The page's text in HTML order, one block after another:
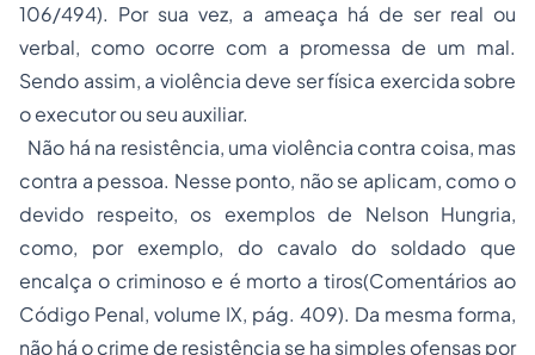
106/494). Por sua vez, a ameaça há de ser real ou
verbal, como ocorre com a promessa de um mal.
Sendo assim, a violência deve ser física exercida sobre
o executor ou seu auxiliar.
Não há na resistência, uma violência contra coisa, mas
contra a pessoa. Nesse ponto, não se aplicam, como o
devido respeito, os exemplos de Nelson Hungria,
como, por exemplo, do cavalo do soldado que
encalça o criminoso e é morto a tiros(Comentários ao
Código Penal, volume IX, pág. 409). Da mesma forma,
não há o crime de resistência se ha simples ofensas por